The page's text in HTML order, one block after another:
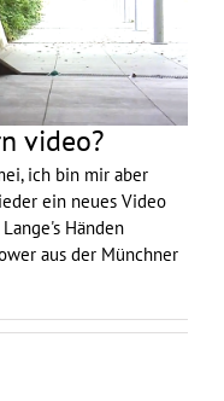
video?
ich bin mir aber
ein neues Video
Händen
aus der Münchner